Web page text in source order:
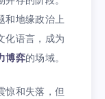
和地缘政治上
化语言，成为
博弈的场域。
惊和失落，但